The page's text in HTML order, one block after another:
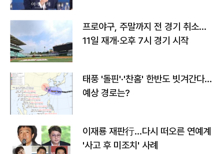
프로야구, 주말까지 전 경기 취소…
11일 재개·오후 7시 경기 시작
태풍 '돌핀'·'찬홈' 한반도 빗겨간다…
예상 경로는?
이재룡 재판行…다시 떠오른 연예계
'사고 후 미조치' 사례